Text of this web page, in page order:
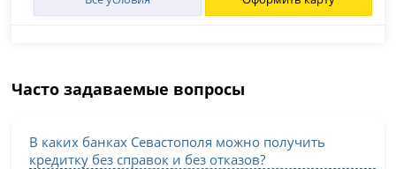
Часто задаваемые вопросы
В каких банках Севастополя можно получить
кредитку без справок и без отказов?